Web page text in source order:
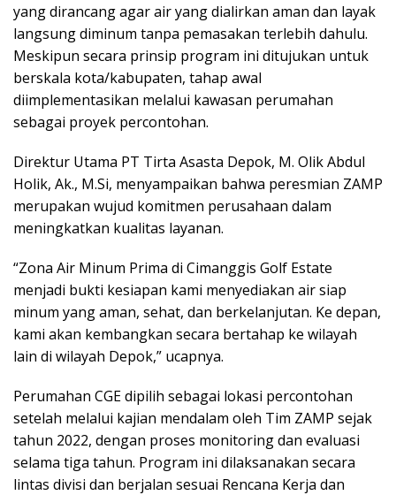
yang dirancang agar air yang dialirkan aman dan layak
langsung diminum tanpa pemasakan terlebih dahulu.
Meskipun secara prinsip program ini ditujukan untuk
berskala kota/kabupaten, tahap awal
diimplementasikan melalui kawasan perumahan
sebagai proyek percontohan.
Direktur Utama PT Tirta Asasta Depok, M. Olik Abdul
Holik, Ak., M.Si, menyampaikan bahwa peresmian ZAMP
merupakan wujud komitmen perusahaan dalam
meningkatkan kualitas layanan.
“Zona Air Minum Prima di Cimanggis Golf Estate
menjadi bukti kesiapan kami menyediakan air siap
minum yang aman, sehat, dan berkelanjutan. Ke depan,
kami akan kembangkan secara bertahap ke wilayah
lain di wilayah Depok,” ucapnya.
Perumahan CGE dipilih sebagai lokasi percontohan
setelah melalui kajian mendalam oleh Tim ZAMP sejak
tahun 2022, dengan proses monitoring dan evaluasi
selama tiga tahun. Program ini dilaksanakan secara
lintas divisi dan berjalan sesuai Rencana Kerja dan